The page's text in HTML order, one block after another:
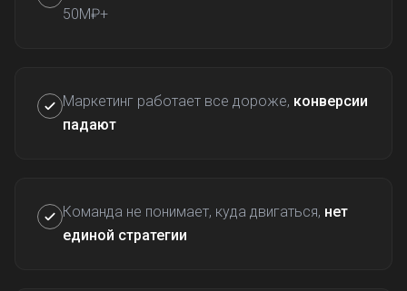
50М₽+
Маркетинг работает все дороже, конверсии
падают
Команда не понимает, куда двигаться, нет
единой стратегии